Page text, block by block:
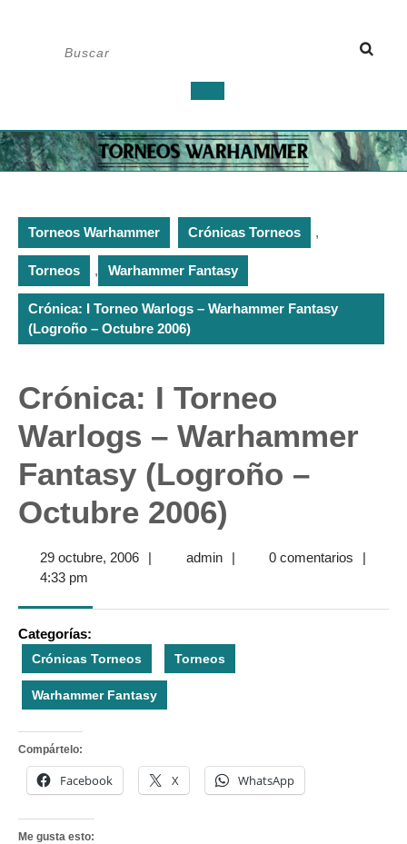
de
apertura
Torneos Warhammer Crónicas Torneos ,
Torneos , Warhammer Fantasy
Crónica: I Torneo Warlogs – Warhammer Fantasy
(Logroño – Octubre 2006)
Crónica: I Torneo
Warlogs – Warhammer
Fantasy (Logroño –
Octubre 2006)
29 octubre, 200629| adminadmin
| 0 comentarios
|
4:33 pm
Categorías:
Crónicas Torneos Torneos
Warhammer Fantasy
Compártelo:
Facebook X WhatsApp
Me gusta esto: